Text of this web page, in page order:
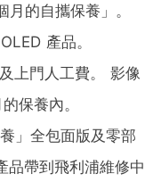
的自攜保養」。
產品。
上門人工費。 影像
保養內。
」全包面版及零部
品帶到飛利浦維修中